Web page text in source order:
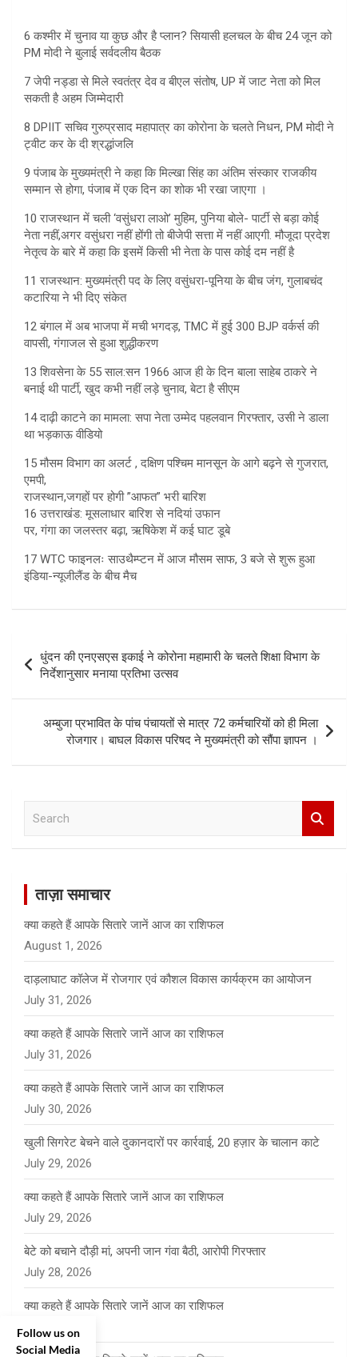
6 कश्मीर में चुनाव या कुछ और है प्लान? सियासी हलचल के बीच 24 जून को
PM मोदी ने बुलाई सर्वदलीय बैठक
7 जेपी नड्डा से मिले स्वतंत्र देव व बीएल संतोष, UP में जाट नेता को मिल
सकती है अहम जिम्मेदारी
8 DPIIT सचिव गुरुप्रसाद महापात्र का कोरोना के चलते निधन, PM मोदी ने
ट्वीट कर के दी श्रद्धांजलि
9 पंजाब के मुख्यमंत्री ने कहा कि मिल्खा सिंह का अंतिम संस्कार राजकीय
सम्मान से होगा, पंजाब में एक दिन का शोक भी रखा जाएगा ।
10 राजस्थान में चली ‘वसुंधरा लाओ’ मुहिम, पुनिया बोले- पार्टी से बड़ा कोई
नेता नहीं,अगर वसुंधरा नहीं होंगी तो बीजेपी सत्ता में नहीं आएगी. मौजूदा प्रदेश
नेतृत्व के बारे में कहा कि इसमें किसी भी नेता के पास कोई दम नहीं है
11 राजस्थान: मुख्यमंत्री पद के लिए वसुंधरा-पूनिया के बीच जंग, गुलाबचंद
कटारिया ने भी दिए संकेत
12 बंगाल में अब भाजपा में मची भगदड़, TMC में हुई 300 BJP वर्कर्स की
वापसी, गंगाजल से हुआ शुद्धीकरण
13 शिवसेना के 55 साल:सन 1966 आज ही के दिन बाला साहेब ठाकरे ने
बनाई थी पार्टी, खुद कभी नहीं लड़े चुनाव, बेटा है सीएम
14 दाढ़ी काटने का मामला: सपा नेता उम्मेद पहलवान गिरफ्तार, उसी ने डाला
था भड़काऊ वीडियो
15 मौसम विभाग का अलर्ट , दक्षिण पश्चिम मानसून के आगे बढ़ने से गुजरात,
एमपी,
राजस्थान,जगहों पर होगी ”आफत” भरी बारिश
16 उत्तराखंड: मूसलाधार बारिश से नदियां उफान
पर, गंगा का जलस्तर बढ़ा, ऋषिकेश में कई घाट डूबे
17 WTC फाइनलः साउथैम्प्टन में आज मौसम साफ, 3 बजे से शुरू हुआ
इंडिया-न्यूजीलैंड के बीच मैच
Post
navigation
धुंदन की एनएसएस इकाई ने कोरोना महामारी के चलते शिक्षा विभाग के
निर्देशानुसार मनाया प्रतिभा उत्सव
अम्बुजा प्रभावित के पांच पंचायतों से मात्र 72 कर्मचारियों को ही मिला
रोजगार। बाघल विकास परिषद ने मुख्यमंत्री को सौंपा ज्ञापन ।
ताज़ा समाचार
क्या कहते हैं आपके सितारे जानें आज का राशिफल
August 1, 2026
दाड़लाघाट कॉलेज में रोजगार एवं कौशल विकास कार्यक्रम का आयोजन
July 31, 2026
क्या कहते हैं आपके सितारे जानें आज का राशिफल
July 31, 2026
क्या कहते हैं आपके सितारे जानें आज का राशिफल
July 30, 2026
खुली सिगरेट बेचने वाले दुकानदारों पर कार्रवाई, 20 हज़ार के चालान काटे
July 29, 2026
क्या कहते हैं आपके सितारे जानें आज का राशिफल
July 29, 2026
बेटे को बचाने दौड़ी मां, अपनी जान गंवा बैठी, आरोपी गिरफ्तार
July 28, 2026
क्या कहते हैं आपके सितारे जानें आज का राशिफल
July 28, 2026
Follow us on
Social Media